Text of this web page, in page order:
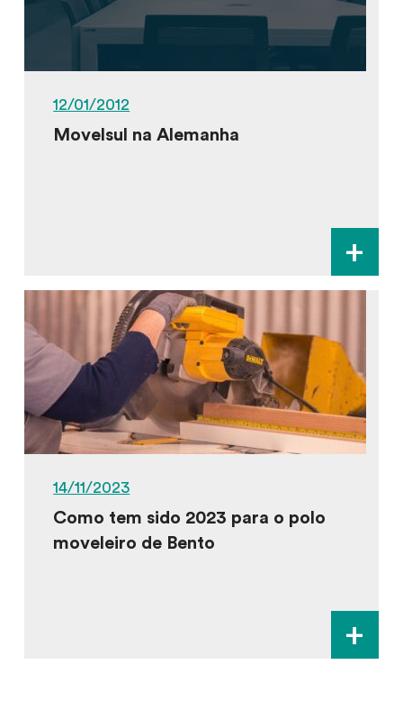
12/01/2012
Movelsul na Alemanha
+
14/11/2023
Como tem sido 2023 para o polo
moveleiro de Bento
+